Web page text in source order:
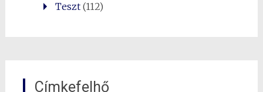
Teszt(112)
Címkefelhő